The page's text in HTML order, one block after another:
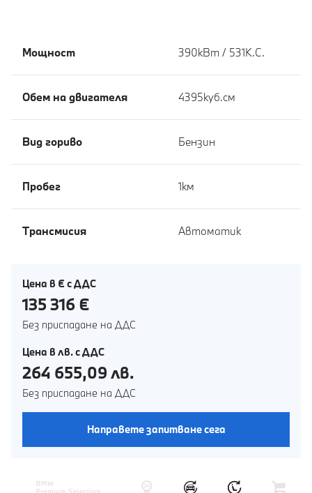
Мощност 390кВт / 531К.С.
Обем на двигателя 4395куб.cм
Вид гориво Бензин
Пробег 1км
Tрансмисия Автоматик
Цена в € с ДДС
135 316 €
Без приспадане на ДДС
Цена в лв. с ДДС
264 655,09 лв.
Без приспадане на ДДС
Направете запитване сега